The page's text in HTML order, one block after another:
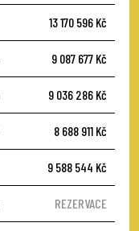
13 170 596 Kč
9 087 677 Kč
9 036 286 Kč
8 688 911 Kč
9 588 544 Kč
REZERVACE